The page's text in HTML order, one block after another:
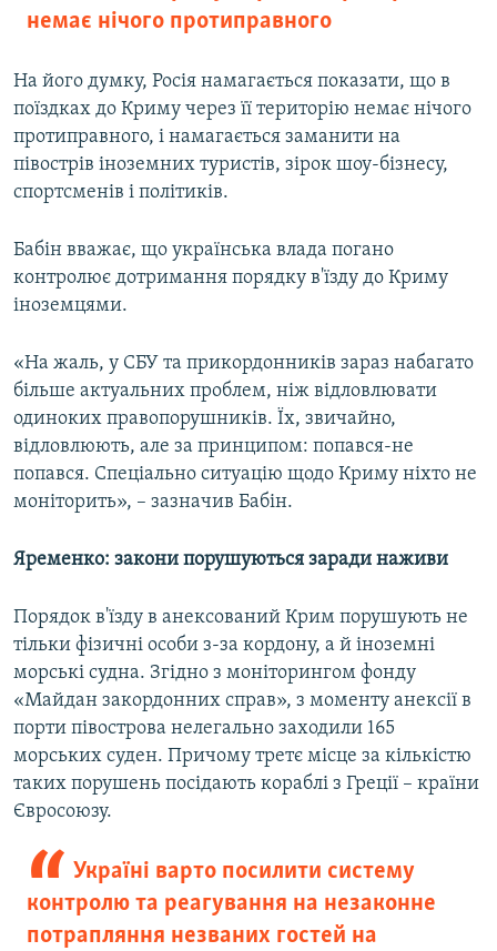
немає нічого протиправного
На його думку, Росія намагається показати, що в
поїздках до Криму через її територію немає нічого
протиправного, і намагається заманити на
півострів іноземних туристів, зірок шоу-бізнесу,
спортсменів і політиків.
Бабін вважає, що українська влада погано
контролює дотримання порядку в'їзду до Криму
іноземцями.
«На жаль, у СБУ та прикордонників зараз набагато
більше актуальних проблем, ніж відловлювати
одиноких правопорушників. Їх, звичайно,
відловлюють, але за принципом: попався-не
попався. Спеціально ситуацію щодо Криму ніхто не
моніторить», – зазначив Бабін.
Яременко: закони порушуються заради наживи
Порядок в'їзду в анексований Крим порушують не
тільки фізичні особи з-за кордону, а й іноземні
морські судна. Згідно з моніторингом фонду
«Майдан закордонних справ», з моменту анексії в
порти півострова нелегально заходили 165
морських суден. Причому третє місце за кількістю
таких порушень посідають кораблі з Греції – країни
Євросоюзу.
Україні варто посилити систему
контролю та реагування на незаконне
потрапляння незваних гостей на